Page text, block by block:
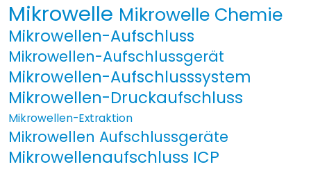
Mikrowelle Mikrowelle Chemie
Mikrowellen-Aufschluss
Mikrowellen-Aufschlussgerät
Mikrowellen-Aufschlusssystem
Mikrowellen-Druckaufschluss
Mikrowellen-Extraktion
Mikrowellen Aufschlussgeräte
Mikrowellenaufschluss ICP